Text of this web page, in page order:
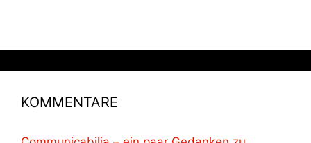
KOMMENTARE